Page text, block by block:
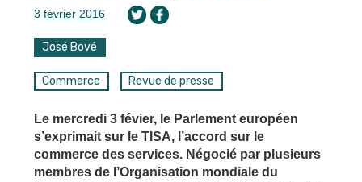
3 février 2016
José Bové
Commerce Revue de presse
Le mercredi 3 févier, le Parlement européen
s’exprimait sur le TISA, l’accord sur le
commerce des services. Négocié par plusieurs
membres de l’Organisation mondiale du